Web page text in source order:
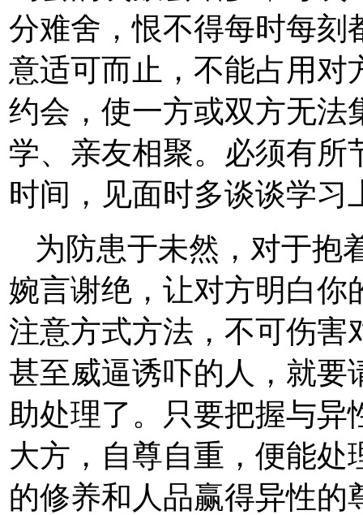
分难舍，恨不得每时每刻
意适可而止，不能占用对
约会，使一方或双方无法
学、亲友相聚。必须有所
时间，见面时多谈谈学习
为防患于未然，对于抱
婉言谢绝，让对方明白你
注意方式方法，不可伤害
甚至威逼诱吓的人，就要
助处理了。只要把握与异
大方，自尊自重，便能处
的修养和人品赢得异性的